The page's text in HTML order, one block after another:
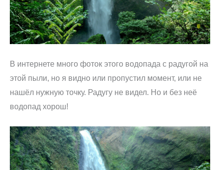
В интернете много фоток этого водопада с радугой на
этой пыли, но я видно или пропустил момент, или не
нашёл нужную точку. Радугу не видел. Но и без неё
водопад хорош!